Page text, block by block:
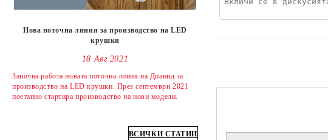
Нова поточна линия за производство на LED
крушки
18 Авг 2021
Започна работа новата поточна линия на Дианид за
производство на LED крушки. През септември 2021
поетапно стартира производство на нови модели.
ВСИЧКИ СТАТИИ